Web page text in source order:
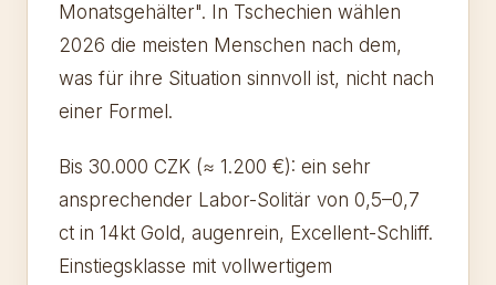
Monatsgehälter". In Tschechien wählen
2026 die meisten Menschen nach dem,
was für ihre Situation sinnvoll ist, nicht nach
einer Formel.
Bis 30.000 CZK (≈ 1.200 €): ein sehr
ansprechender Labor-Solitär von 0,5–0,7
ct in 14kt Gold, augenrein, Excellent-Schliff.
Einstiegsklasse mit vollwertigem